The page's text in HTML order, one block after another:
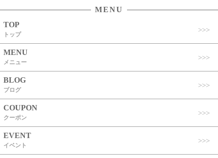
MENU
TOP
トップ
MENU
メニュー
BLOG
ブログ
COUPON
クーポン
EVENT
イベント